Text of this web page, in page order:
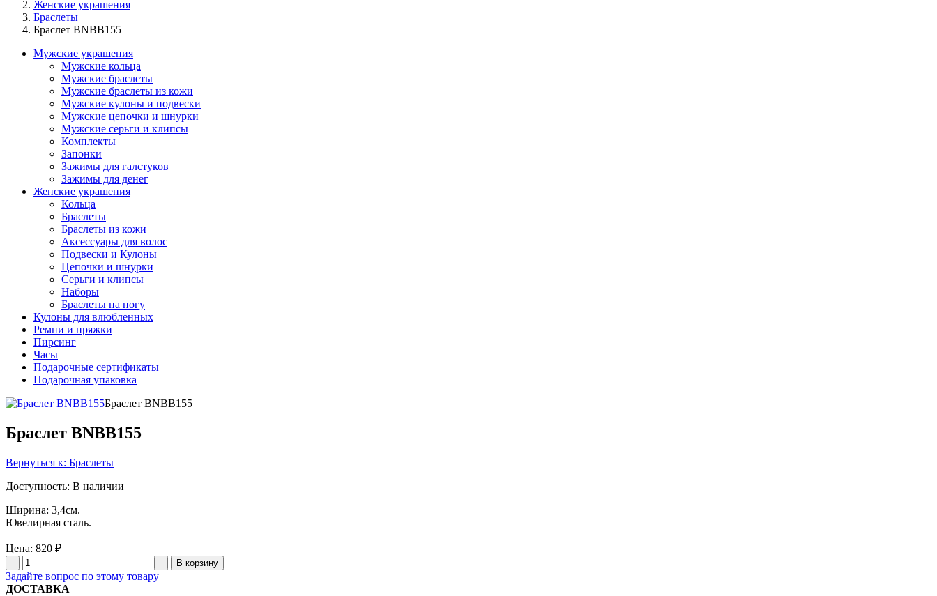
Женские украшения
Браслеты
Браслет BNBB155
Мужские украшения
Мужские кольца
Мужские браслеты
Мужские браслеты из кожи
Мужские кулоны и подвески
Мужские цепочки и шнурки
Мужские серьги и клипсы
Комплекты
Запонки
Зажимы для галстуков
Зажимы для денег
Женские украшения
Кольца
Браслеты
Браслеты из кожи
Аксессуары для волос
Подвески и Кулоны
Цепочки и шнурки
Серьги и клипсы
Наборы
Браслеты на ногу
Кулоны для влюбленных
Ремни и пряжки
Пирсинг
Часы
Подарочные сертификаты
Подарочная упаковка
Браслет BNBB155
Браслет BNBB155
Вернуться к: Браслеты
Доступность: В наличии
Ширина: 3,4см.
Ювелирная сталь.
Цена: 820 ₽
Задайте вопрос по этому товару
ДОСТАВКА